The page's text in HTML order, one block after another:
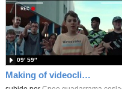
Making of videoclip "Valgo como tú"
09′ 59″